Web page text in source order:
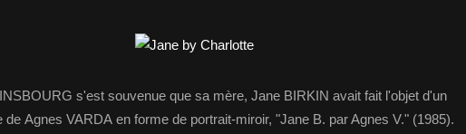
s'est souvenue que sa mère, Jane BIRKIN avait fait l'objet d'un
de Agnes VARDA en forme de portrait-miroir, "Jane B. par Agnes V." (1985).